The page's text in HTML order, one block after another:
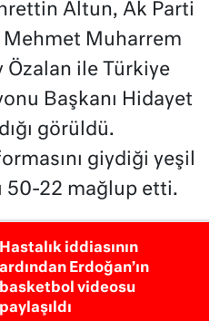
Altun, Ak Parti
Muharrem
Özalan ile Türkiye
Başkanı Hidayet
görüldü.
giydiği yeşil
50-22 mağlup etti.
Hastalık iddiasının
ardından Erdoğan’ın
basketbol videosu
paylaşıldı